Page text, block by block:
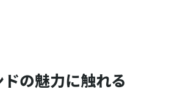
の魅力に触れる